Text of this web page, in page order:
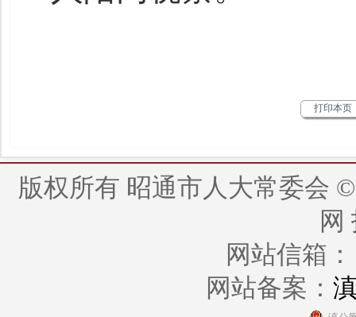
打印本页
版权所有 昭通市人大常委会 ©
网
网站信箱
网站备案：